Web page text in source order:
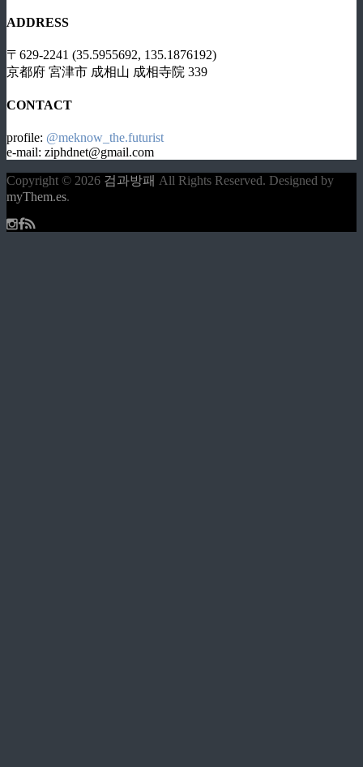
ADDRESS
〒629-2241 (35.5955692, 135.1876192)
京都府 宮津市 成相山 成相寺院 339
CONTACT
profile: @meknow_the.futurist
e-mail: ziphdnet@gmail.com
Copyright © 2026 검과방패 All Rights Reserved. Designed by
myThem.es.